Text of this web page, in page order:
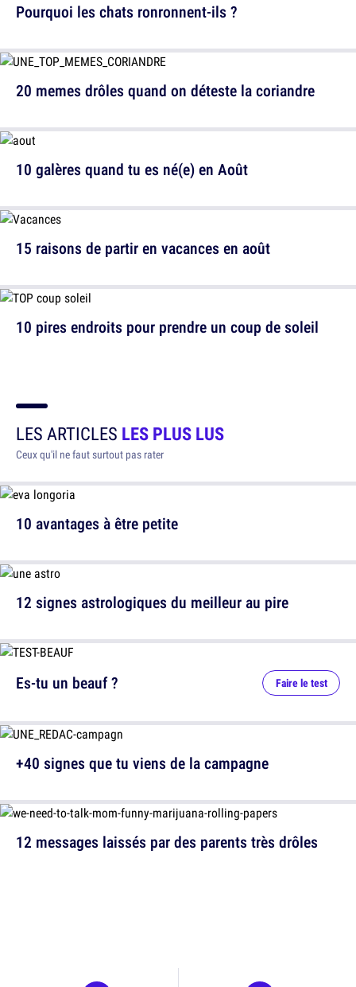
20 memes drôles quand on déteste la coriandre
15 raisons de partir en vacances en août
Pourquoi les chats ronronnent-ils ?
10 galères quand tu es né(e) en Août
10 pires endroits pour prendre un coup de soleil
LES ARTICLES LES PLUS LUS
Ceux qu'il ne faut surtout pas rater
10 avantages à être petite
12 signes astrologiques du meilleur au pire
12 messages laissés par des parents très drôles
Es-tu un beauf ? Faire le test
+40 signes que tu viens de la campagne